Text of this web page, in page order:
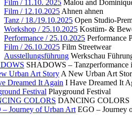
Film / 11.10. 2025 Malou and
Film / 12.10.2025 Ahnen ahnen
Tanz / 18./19.10.2025 Open Studio-
Workshop / 25.10.2025 Kostüm- &
Performance / 25.10.2025 Performance
Film / 26.10.2025 Film Streetwear
Ausstellungsführung Werkschau
SHADOWS – Tanzperformance
Urban Art Story A New Urban Art
Dreamed It Again I Have Dreamed It
Festival Playground Festival
COLORS DANCING COLORS
– Journey of Urban Art EGO – Journey